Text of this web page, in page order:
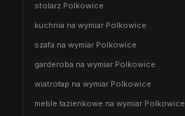
stolarz Polkowice
kuchnia na wymiar Polkowice
szafa na wymiar Polkowice
garderoba na wymiar Polkowice
wiatrołap na wymiar Polkowice
meble łazienkowe na wymiar Polkowice